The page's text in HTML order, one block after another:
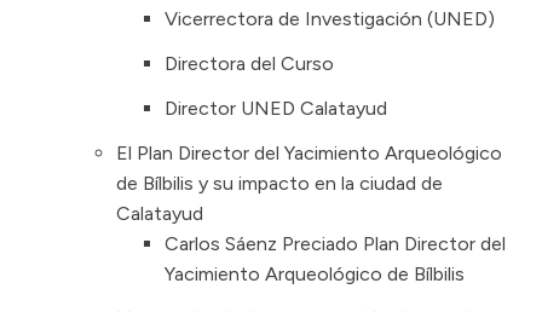
Vicerrectora de Investigación (UNED)
Directora del Curso
Director UNED Calatayud
El Plan Director del Yacimiento Arqueológico
de Bílbilis y su impacto en la ciudad de
Calatayud
Carlos Sáenz Preciado Plan Director del
Yacimiento Arqueológico de Bílbilis